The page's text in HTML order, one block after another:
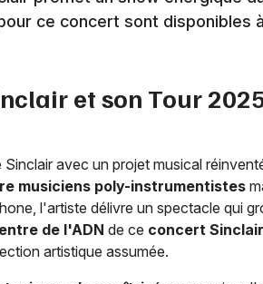
Newsletter des sorties
Artistes en tournée
Actus à Montpellier
ce concert sont disponibles
et son Tour
avec un projet musical
musiciens poly-instrumentistes
l'artiste délivre un spectacle qui
de l'ADN de ce concert
artistique assumée.